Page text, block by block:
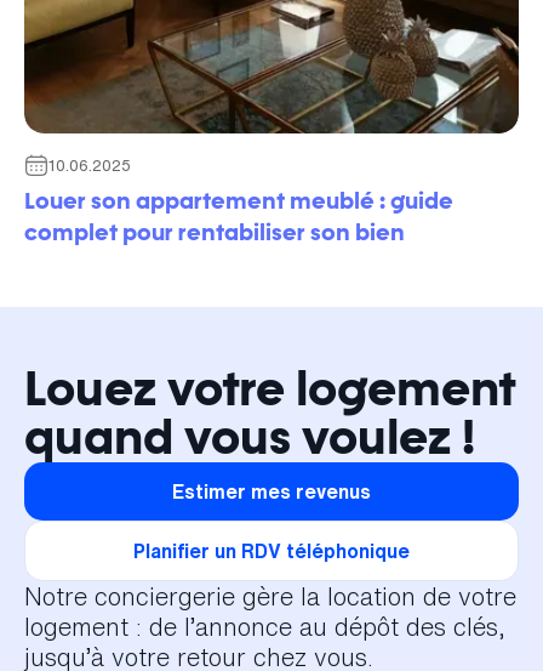
10.06.2025
Louer son appartement meublé : guide
complet pour rentabiliser son bien
Louez votre logement
quand vous voulez !
Estimer mes revenus
Planifier un RDV téléphonique
Notre conciergerie gère la location de votre
logement : de l’annonce au dépôt des clés,
jusqu’à votre retour chez vous.